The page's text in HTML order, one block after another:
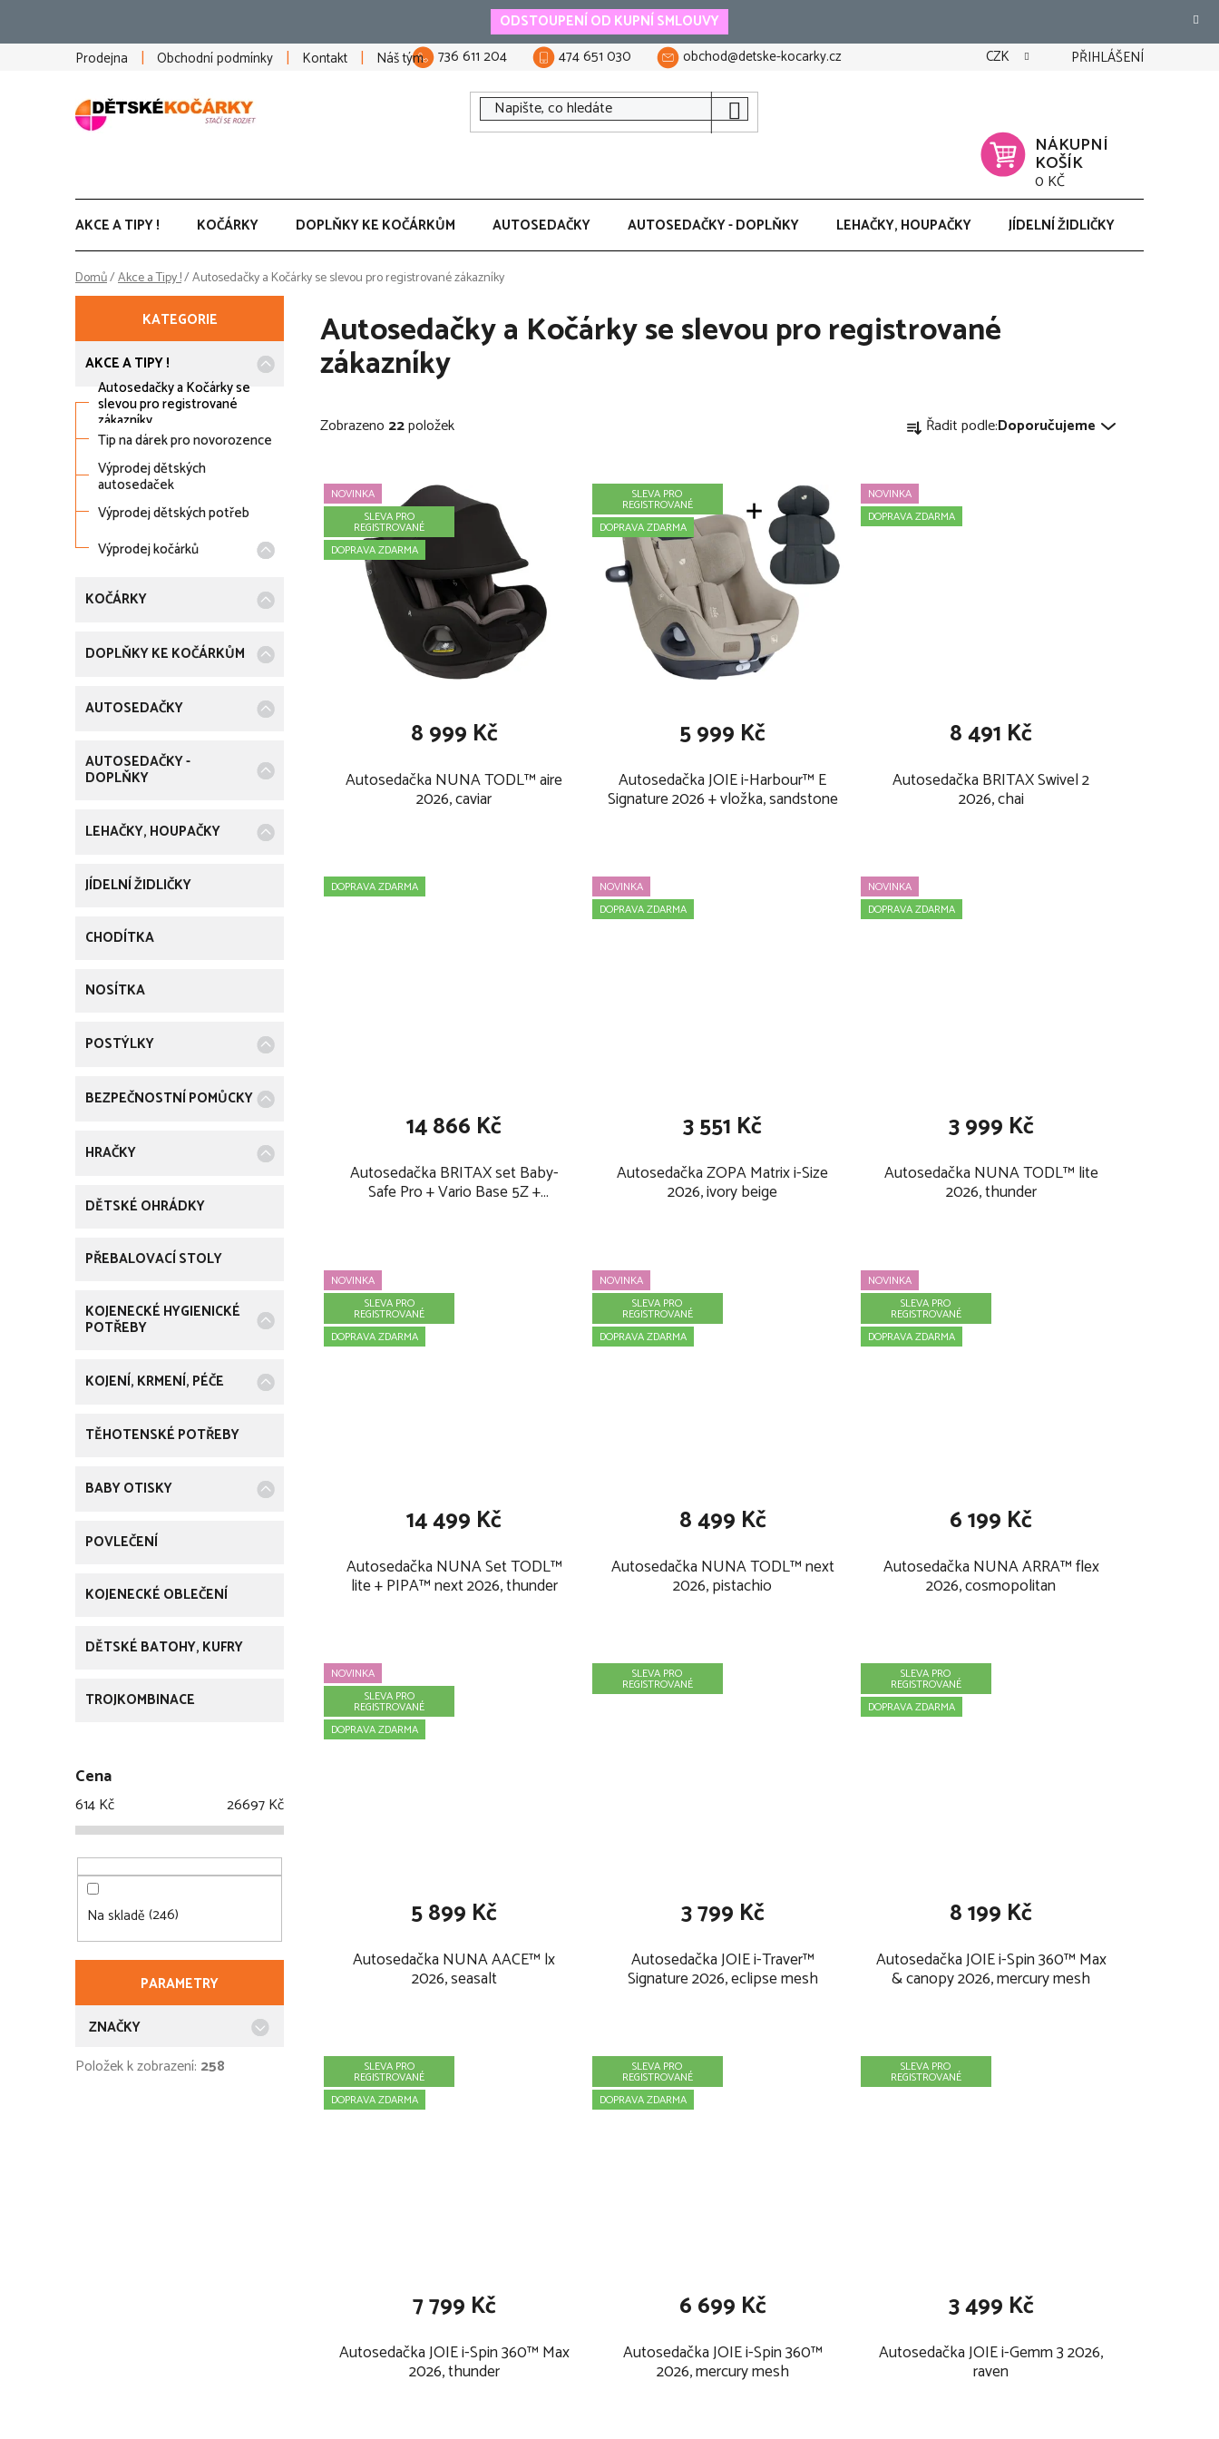
obsah
ODSTOUPENÍ OD KUPNÍ SMLOUVY
Prodejna
Obchodní podmínky Kontakt Náš tým 736 611 204 474 651 030 obchod@detske-kocarky.cz CZK PŘIHLÁŠENÍ
NÁKUPNÍ
KOŠÍK
0 KČ
AKCE A TIPY ! KOČÁRKY DOPLŇKY KE KOČÁRKŮM AUTOSEDAČKY AUTOSEDAČKY - DOPLŇKY LEHAČKY, HOUPAČKY JÍDELNÍ ŽIDLIČKY
Domů/Akce a Tipy !/Autosedačky a Kočárky se slevou pro registrované zákazníky
P
o
s
t
r
a
n
n
p
a
n
e
K
t
o
i
KATEGORIE
AKCE A TIPY !
Autosedačky a Kočárky se
slevou pro registrované
zákazníky
Tip na dárek pro novorozence
Výprodej dětských
autosedaček
Výprodej dětských potřeb
Výprodej kočárků
KOČÁRKY
DOPLŇKY KE KOČÁRKŮM
AUTOSEDAČKY
AUTOSEDAČKY -
DOPLŇKY
LEHAČKY, HOUPAČKY
JÍDELNÍ ŽIDLIČKY
CHODÍTKA
NOSÍTKA
POSTÝLKY
BEZPEČNOSTNÍ POMŮCKY
HRAČKY
DĚTSKÉ OHRÁDKY
PŘEBALOVACÍ STOLY
KOJENECKÉ HYGIENICKÉ
POTŘEBY
KOJENÍ, KRMENÍ, PÉČE
TĚHOTENSKÉ POTŘEBY
BABY OTISKY
POVLEČENÍ
KOJENECKÉ OBLEČENÍ
DĚTSKÉ BATOHY, KUFRY
TROJKOMBINACE
Cena
614Kč 26697Kč
Na skladě 246
PARAMETRY
ZNAČKY
Položek k zobrazení: 258
Autosedačky a Kočárky se slevou pro registrované
zákazníky
Zobrazeno 22položek Ř
z
e
d
u
t
ů
Řadit podle:Doporučujeme
V
ý
p
k
t
NOVINKA
SLEVA PRO
REGISTROVANÉ
DOPRAVA ZDARMA
Autosedačka NUNA TODL™ aire
2026, caviar
8 999 Kč
SLEVA PRO
REGISTROVANÉ
DOPRAVA ZDARMA
Autosedačka JOIE i-Harbour™ E
Signature 2026 + vložka, sandstone
5 999 Kč
NOVINKA
DOPRAVA ZDARMA
Autosedačka BRITAX Swivel 2
2026, chai
8 491 Kč
DOPRAVA ZDARMA
Autosedačka BRITAX set Baby-
Safe Pro + Vario Base 5Z +
14 866 Kč
NOVINKA
DOPRAVA ZDARMA
Autosedačka ZOPA Matrix i-Size
2026, ivory beige
3 551 Kč
NOVINKA
DOPRAVA ZDARMA
Autosedačka NUNA TODL™ lite
2026, thunder
3 999 Kč
NOVINKA
SLEVA PRO
REGISTROVANÉ
DOPRAVA ZDARMA
Autosedačka NUNA Set TODL™
lite + PIPA™ next 2026, thunder
14 499 Kč
NOVINKA
SLEVA PRO
REGISTROVANÉ
DOPRAVA ZDARMA
Autosedačka NUNA TODL™ next
2026, pistachio
8 499 Kč
NOVINKA
SLEVA PRO
REGISTROVANÉ
DOPRAVA ZDARMA
Autosedačka NUNA ARRA™ flex
2026, cosmopolitan
6 199 Kč
NOVINKA
SLEVA PRO
REGISTROVANÉ
DOPRAVA ZDARMA
Autosedačka NUNA AACE™ lx
2026, seasalt
5 899 Kč
SLEVA PRO
REGISTROVANÉ
Autosedačka JOIE i-Traver™
Signature 2026, eclipse mesh
3 799 Kč
SLEVA PRO
REGISTROVANÉ
DOPRAVA ZDARMA
Autosedačka JOIE i-Spin 360™ Max
& canopy 2026, mercury mesh
8 199 Kč
SLEVA PRO
REGISTROVANÉ
DOPRAVA ZDARMA
Autosedačka JOIE i-Spin 360™ Max
2026, thunder
7 799 Kč
SLEVA PRO
REGISTROVANÉ
DOPRAVA ZDARMA
Autosedačka JOIE i-Spin 360™
2026, mercury mesh
6 699 Kč
SLEVA PRO
REGISTROVANÉ
Autosedačka JOIE i-Gemm 3 2026,
raven
3 499 Kč